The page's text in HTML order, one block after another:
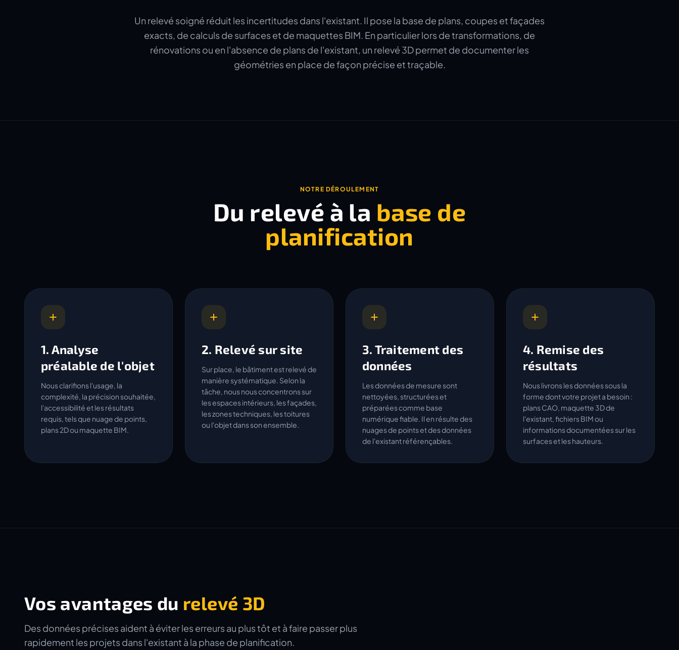
Un relevé soigné réduit les incertitudes dans l'existant. Il pose la base de plans, coupes et façades
exacts, de calculs de surfaces et de maquettes BIM. En particulier lors de transformations, de
rénovations ou en l'absence de plans de l'existant, un relevé 3D permet de documenter les
géométries en place de façon précise et traçable.
NOTRE DÉROULEMENT
Du relevé à la base de
planification
1. Analyse
préalable de l'objet
Nous clarifions l'usage, la
complexité, la précision souhaitée,
l'accessibilité et les résultats
requis, tels que nuage de points,
plans 2D ou maquette BIM.
2. Relevé sur site
Sur place, le bâtiment est relevé de
manière systématique. Selon la
tâche, nous nous concentrons sur
les espaces intérieurs, les façades,
les zones techniques, les toitures
ou l'objet dans son ensemble.
3. Traitement des
données
Les données de mesure sont
nettoyées, structurées et
préparées comme base
numérique fiable. Il en résulte des
nuages de points et des données
de l'existant référençables.
4. Remise des
résultats
Nous livrons les données sous la
forme dont votre projet a besoin :
plans CAO, maquette 3D de
l'existant, fichiers BIM ou
informations documentées sur les
surfaces et les hauteurs.
Vos avantages du relevé 3D
Des données précises aident à éviter les erreurs au plus tôt et à faire passer plus
rapidement les projets dans l'existant à la phase de planification.